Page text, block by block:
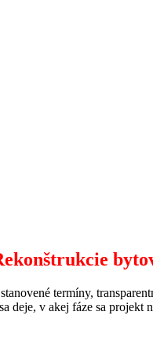
termíny,
deje, v akej fáze sa projekt